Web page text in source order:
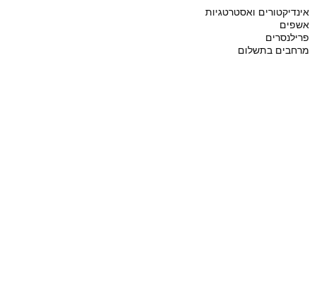
אינדיקטורים ואסטרטגיות
אשפים
פרילנסרים
מרחבים בתשלום